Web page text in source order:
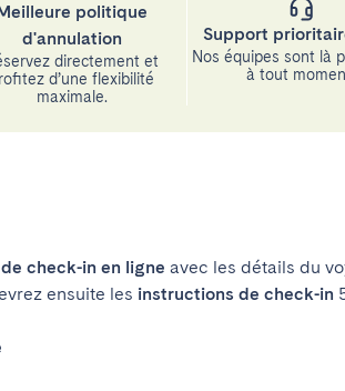
politique
d'annulation
directement et
d’une flexibilité
maximale.
Support
Nos équipes sont là
à tout
check-in en ligne avec les détails du
ensuite les instructions de check-in